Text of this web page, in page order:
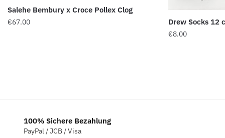
Salehe Bembury x Croce Pollex Clog
€67.00 Drew Socks 12
€8.00
100% Sichere Bezahlung
PayPal / JCB / Visa